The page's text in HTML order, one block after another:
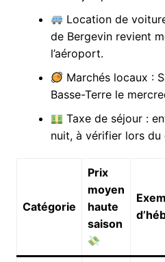
Location de
de Bergevin revient
l’aéroport.
Marchés locaux :
Basse-Terre le
Taxe de séjour :
nuit, à vérifier lors du
Catégorie
Prix
moyen
haute
saison